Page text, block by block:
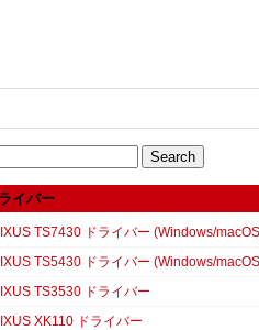
イバー
TS7430 ドライバー (Windows/
TS5430 ドライバー (Windows/
TS3530 ドライバー
XK110 ドライバー